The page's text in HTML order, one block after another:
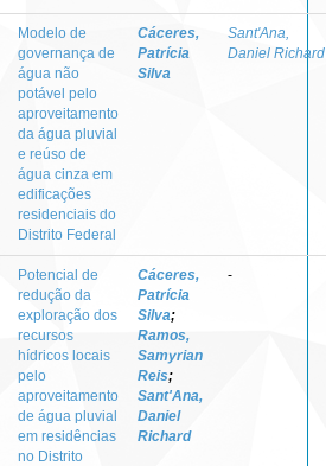
Modelo de
governança de
água não
potável pelo
aproveitamento
da água pluvial
e reúso de
água cinza em
edificações
residenciais do
Distrito Federal
Cáceres,
Patrícia
Silva
Sant'Ana,
Daniel Richard
Potencial de
redução da
exploração dos
recursos
hídricos locais
pelo
aproveitamento
de água pluvial
em residências
no Distrito
Cáceres,
Patrícia
Silva;
Ramos,
Samyrian
Reis;
Sant'Ana,
Daniel
Richard
-